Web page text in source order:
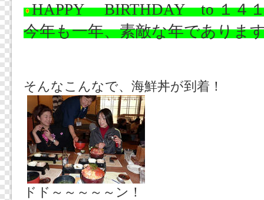
HAPPY BIRTHDAY to １４
今年も一年、素敵な年でありま
そんなこんなで、海鮮丼が到着！
ドド～～～～～ン！